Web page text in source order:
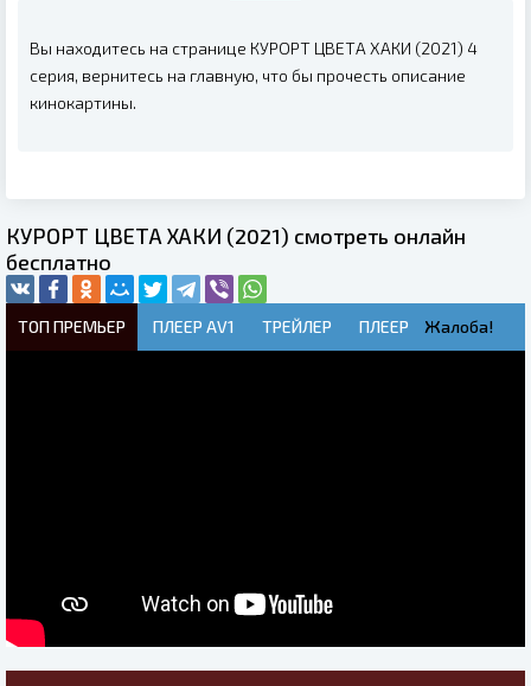
Вы находитесь на странице КУРОРТ ЦВЕТА ХАКИ (2021) 4
серия, вернитесь на главную, что бы прочесть описание
кинокартины.
КУРОРТ ЦВЕТА ХАКИ (2021) смотреть онлайн
бесплатно
ТОП ПРЕМЬЕР ПЛЕЕР AV1 ТРЕЙЛЕР ПЛЕЕР Жалоба!